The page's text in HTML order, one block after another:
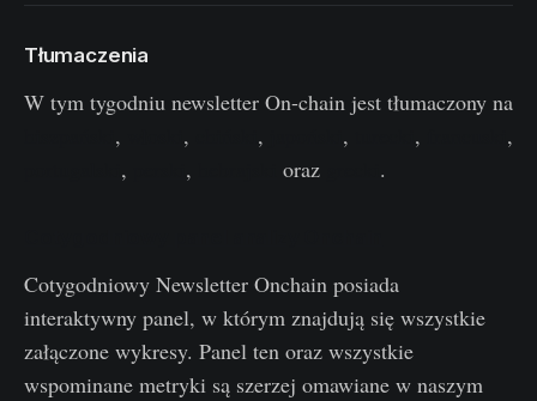
Tłumaczenia
W tym tygodniu newsletter On-chain jest tłumaczony na
, , , , ,
,
, , oraz .
Cotygodniowy Newsletter Onchain posiada
interaktywny panel, w którym znajdują się wszystkie
załączone wykresy. Panel ten oraz wszystkie
wspominane metryki są szerzej omawiane w naszym